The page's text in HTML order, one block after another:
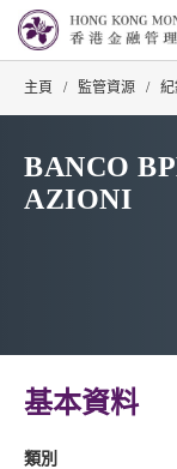
主頁 / 監管資源 /
BANCO
AZIONI
基本資料
類別